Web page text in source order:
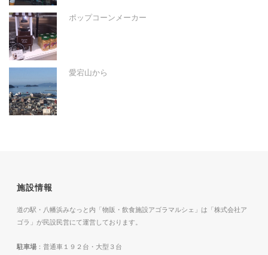
ポップコーンメーカー
愛宕山から
施設情報
道の駅・八幡浜みなっと内「物販・飲食施設アゴラマルシェ」は「株式会社ア
ゴラ」が民設民営にて運営しております。
駐車場 ：普通車１９２台・大型３台